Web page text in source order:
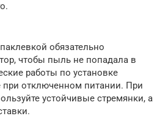
обязательно
чтобы пыль не попадала в
работы по установке
при отключенном питании. При
устойчивые стремянки, а